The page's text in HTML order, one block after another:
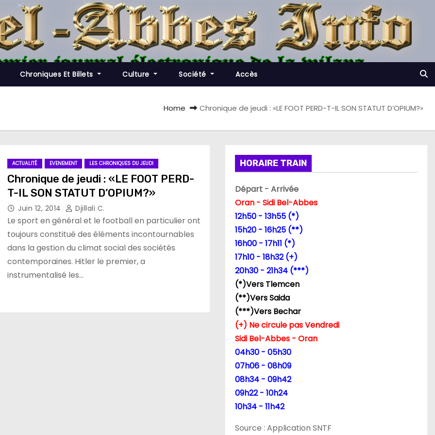
Chroniques Et Billets Culture Société Accès
Home Chronique de jeudi : «LE FOOT PERD-T-IL SON STATUT D’OPIUM?»
ACTUALITÉ EVENEMENT LES CHRONIQUES DU JEUDI
Chronique de jeudi : «LE FOOT PERD-
T-IL SON STATUT D’OPIUM?»
Juin 12, 2014 Djillali C.
Le sport en général et le football en particulier ont
toujours constitué des éléments incontournables
dans la gestion du climat social des sociétés
contemporaines. Hitler le premier, a
instrumentalisé les…
HORAIRE TRAIN
Départ - Arrivée
Oran - Sidi Bel-Abbes
12h50 - 13h55 (*)
15h20 - 16h25 (**)
16h00 - 17h11 (*)
17h10 - 18h32 (+)
20h30 - 21h34 (***)
(*)Vers Tlemcen
(**)Vers Saida
(***)Vers Bechar
(+) Ne circule pas Vendredi
Sidi Bel-Abbes - Oran
04h30 - 05h30
07h06 - 08h09
08h34 - 09h42
09h22 - 10h24
10h34 - 11h42
Source : Application SNTF